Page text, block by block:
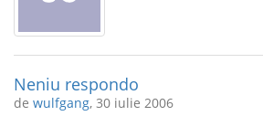
Neniu respondo
de wulfgang, 30 iulie 2006